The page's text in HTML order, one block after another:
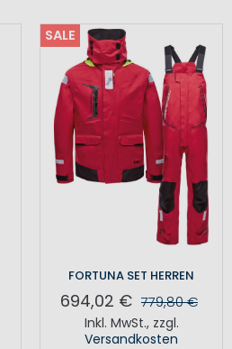
SALE
FORTUNA SET HERREN
694,02 € 779,80 €
Inkl. MwSt., zzgl.
Versandkosten